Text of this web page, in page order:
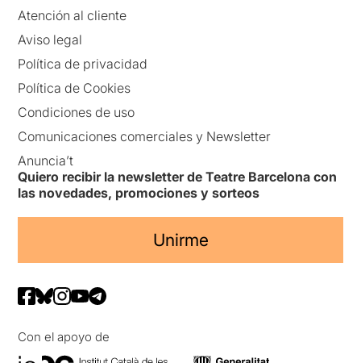
Atención al cliente
Aviso legal
Política de privacidad
Política de Cookies
Condiciones de uso
Comunicaciones comerciales y Newsletter
Anuncia’t
Quiero recibir la newsletter de Teatre Barcelona con
las novedades, promociones y sorteos
Unirme
Con el apoyo de